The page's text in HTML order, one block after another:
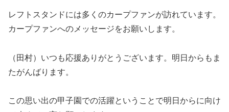
レフトスタンドには多くのカープファンが訪れています。
カープファンへのメッセージをお願いします。
（田村）いつも応援ありがとうございます。明日からもま
たがんばります。
この思い出の甲子園での活躍ということで明日からに向け